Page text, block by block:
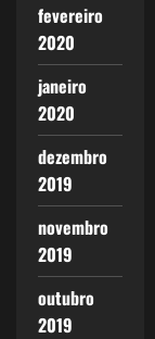
fevereiro
2020
janeiro
2020
dezembro
2019
novembro
2019
outubro
2019